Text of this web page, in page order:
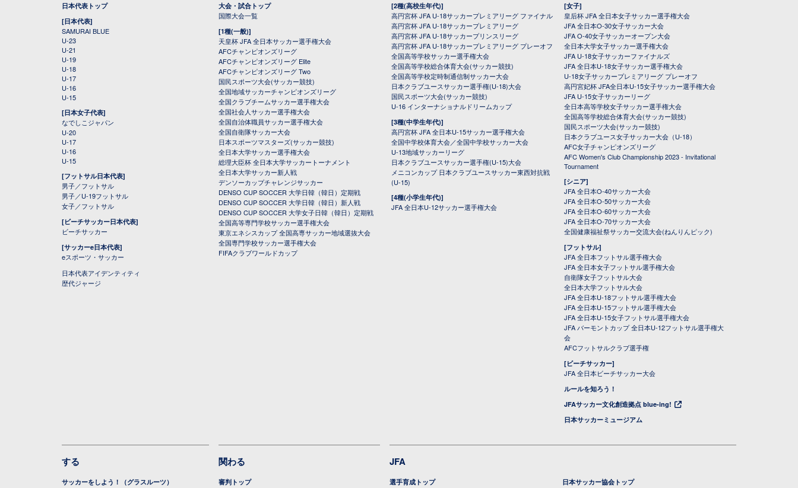
日本代表トップ
[日本代表]
SAMURAI BLUE
U-23
U-21
U-19
U-18
U-17
U-16
U-15
[日本女子代表]
なでしこジャパン
U-20
U-17
U-16
U-15
[フットサル日本代表]
男子／フットサル
男子／U-19フットサル
女子／フットサル
[ビーチサッカー日本代表]
ビーチサッカー
[サッカーe日本代表]
eスポーツ・サッカー
日本代表アイデンティティ
歴代ジャージ
大会・試合トップ
国際大会一覧
[1種(一般)]
天皇杯 JFA 全日本サッカー選手権大会
AFCチャンピオンズリーグ
AFCチャンピオンズリーグ Elite
AFCチャンピオンズリーグ Two
国民スポーツ大会(サッカー競技)
全国地域サッカーチャンピオンズリーグ
全国クラブチームサッカー選手権大会
全国社会人サッカー選手権大会
全国自治体職員サッカー選手権大会
全国自衛隊サッカー大会
日本スポーツマスターズ(サッカー競技)
全日本大学サッカー選手権大会
総理大臣杯 全日本大学サッカートーナメント
全日本大学サッカー新人戦
デンソーカップチャレンジサッカー
DENSO CUP SOCCER 大学日韓（韓日）定期戦
DENSO CUP SOCCER 大学日韓（韓日）新人戦
DENSO CUP SOCCER 大学女子日韓（韓日）定期戦
全国高等専門学校サッカー選手権大会
東京エネシスカップ 全国高専サッカー地域選抜大会
全国専門学校サッカー選手権大会
FIFAクラブワールドカップ
[2種(高校生年代)]
高円宮杯 JFA U-18サッカープレミアリーグ ファイナル
高円宮杯 JFA U-18サッカープレミアリーグ
高円宮杯 JFA U-18サッカープリンスリーグ
高円宮杯 JFA U-18サッカープレミアリーグ プレーオフ
全国高等学校サッカー選手権大会
全国高等学校総合体育大会(サッカー競技)
全国高等学校定時制通信制サッカー大会
日本クラブユースサッカー選手権(U-18)大会
国民スポーツ大会(サッカー競技)
U-16 インターナショナルドリームカップ
[3種(中学生年代)]
高円宮杯 JFA 全日本U-15サッカー選手権大会
全国中学校体育大会／全国中学校サッカー大会
U-13地域サッカーリーグ
日本クラブユースサッカー選手権(U-15)大会
メニコンカップ 日本クラブユースサッカー東西対抗戦
(U-15)
[4種(小学生年代)]
JFA 全日本U-12サッカー選手権大会
[女子]
皇后杯 JFA 全日本女子サッカー選手権大会
JFA 全日本O-30女子サッカー大会
JFA O-40女子サッカーオープン大会
全日本大学女子サッカー選手権大会
JFA U-18女子サッカーファイナルズ
JFA 全日本U-18女子サッカー選手権大会
U-18女子サッカープレミアリーグ プレーオフ
高円宮妃杯 JFA全日本U-15女子サッカー選手権大会
JFA U-15女子サッカーリーグ
全日本高等学校女子サッカー選手権大会
全国高等学校総合体育大会(サッカー競技)
国民スポーツ大会(サッカー競技)
日本クラブユース女子サッカー大会（U-18）
AFC女子チャンピオンズリーグ
AFC Women's Club Championship 2023 - Invitational
Tournament
[シニア]
JFA 全日本O-40サッカー大会
JFA 全日本O-50サッカー大会
JFA 全日本O-60サッカー大会
JFA 全日本O-70サッカー大会
全国健康福祉祭サッカー交流大会(ねんりんピック)
[フットサル]
JFA 全日本フットサル選手権大会
JFA 全日本女子フットサル選手権大会
自衛隊女子フットサル大会
全日本大学フットサル大会
JFA 全日本U-18フットサル選手権大会
JFA 全日本U-15フットサル選手権大会
JFA 全日本U-15女子フットサル選手権大会
JFA バーモントカップ 全日本U-12フットサル選手権大
会
AFCフットサルクラブ選手権
[ビーチサッカー]
JFA 全日本ビーチサッカー大会
ルールを知ろう！
JFAサッカー文化創造拠点 blue-ing!
日本サッカーミュージアム
する
サッカーをしよう！（グラスルーツ）
関わる
審判トップ
JFA
選手育成トップ 日本サッカー協会トップ